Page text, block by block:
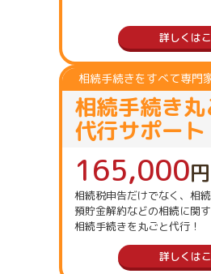
詳しくは
相続手続きをすべて専門
相続手続き
代行サポート
165,000
相続税申告だけでなく、相
預貯金解約などの相続に関
相続手続きを丸ごと代行！
詳しくは